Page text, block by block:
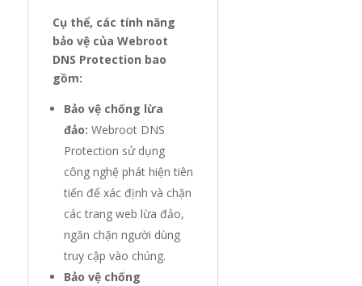
Cụ thể, các tính năng
bảo vệ của Webroot
DNS Protection bao
gồm:
Bảo vệ chống lừa
đảo: Webroot DNS
Protection sử dụng
công nghệ phát hiện tiên
tiến để xác định và chặn
các trang web lừa đảo,
ngăn chặn người dùng
truy cập vào chúng.
Bảo vệ chống